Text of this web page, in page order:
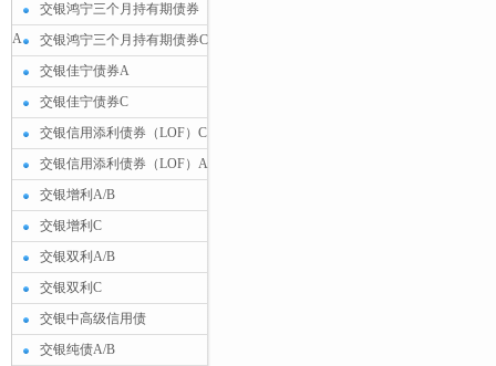
交银鸿宁三个月持有期债券
A
交银鸿宁三个月持有期债券C
交银佳宁债券A
交银佳宁债券C
交银信用添利债券（LOF）C
交银信用添利债券（LOF）A
交银增利A/B
交银增利C
交银双利A/B
交银双利C
交银中高级信用债
交银纯债A/B